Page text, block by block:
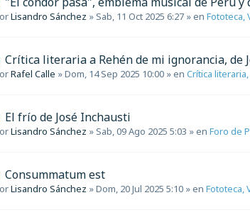
je
a
j
u
m
e
a
j
Lisandro Sánchez » Sab, 11 Oct 2025 6:27 » en Fototeca,
N
u
m
e
a
j
Crítica literaria a Rehén de mi ignorancia, de
Rafel Calle »Dom, 14 Sep 2025 10:00 » en Crítica
N
u
m
e
El frío de José Inchausti
Lisandro Sánchez » Sab, 09 Ago 2025 5:03 » en Foro de
N
u
Consummatum est
Lisandro Sánchez »Dom, 20 Jul 2025 5:10 » en Fototeca,